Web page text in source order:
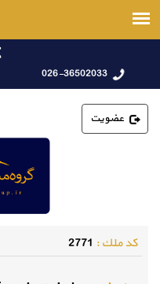
026-36502033
عضویت
كد ملك : 2771